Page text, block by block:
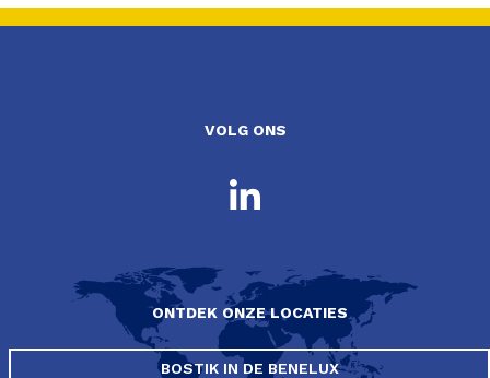
VOLG ONS
ONTDEK ONZE LOCATIES
BOSTIK IN DE BENELUX